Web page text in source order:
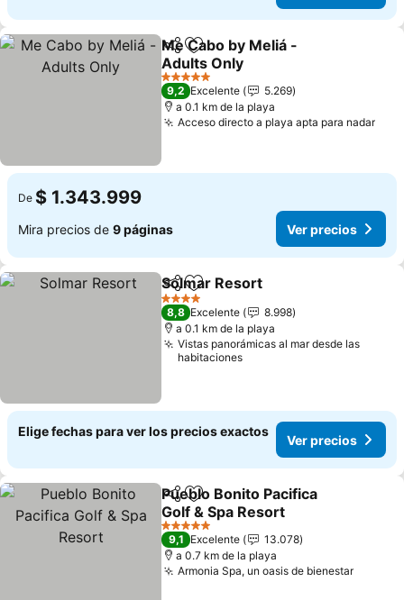
CompartirAgregar a favoritos
Me Cabo by Meliá -
Adults Only
5 Estrellas
9,2 Excelente
5.269
a 0.1 km de la playa
Acceso directo a playa apta para nadar
De $ 1.343.999
Mira precios de 9 páginas Ver precios
CompartirAgregar a favoritos
Solmar Resort
4 Estrellas
8,8 Excelente
8.998
a 0.1 km de la playa
Vistas panorámicas al mar desde las
habitaciones
Elige fechas para ver los precios exactos
Ver precios
CompartirAgregar a favoritos
Pueblo Bonito Pacifica
Golf & Spa Resort
5 Estrellas
9,1 Excelente
13.078
a 0.7 km de la playa
Armonia Spa, un oasis de bienestar